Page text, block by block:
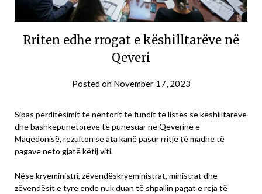
Rriten edhe rrogat e këshilltarëve në
Qeveri
Posted on November 17, 2023
Sipas përditësimit të nëntorit të fundit të listës së këshilltarëve
dhe bashkëpunëtorëve të punësuar në Qeverinë e
Maqedonisë, rezulton se ata kanë pasur rritje të madhe të
pagave neto gjatë këtij viti.
Nëse kryeministri, zëvendëskryeministrat, ministrat dhe
zëvendësit e tyre ende nuk duan të shpallin pagat e reja të